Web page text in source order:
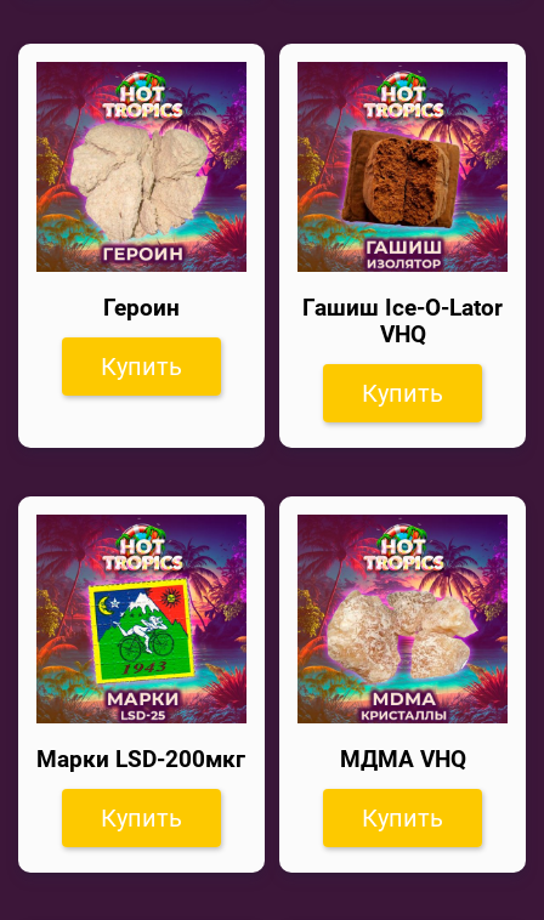
Героин
Купить
Гашиш Ice-O-Lator
VHQ
Купить
Марки LSD-200мкг
Купить
МДМА VHQ
Купить